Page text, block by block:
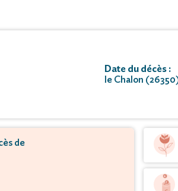
Date du décès :
le Chalon
de